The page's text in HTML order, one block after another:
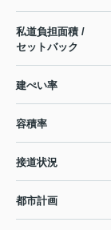
私道負担面積 /
セットバック
建ぺい率
容積率
接道状況
都市計画